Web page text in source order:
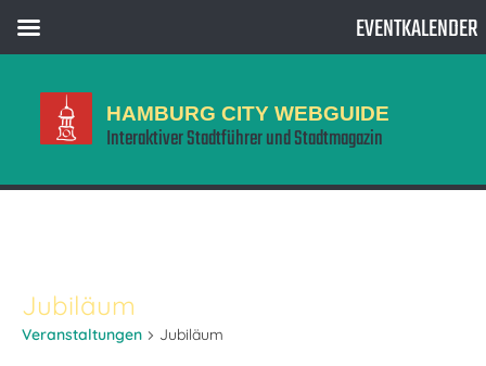
HAMBURG CITY WEBGUIDE
Interaktiver Stadtführer und Stadtmagazin
Jubiläum
Veranstaltungen Jubiläum
EVENTKALENDER